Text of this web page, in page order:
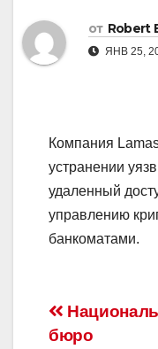
от Robert
ЯНВ 25,
Компания
устранении
удаленный
управлению
банкоматами.
бюро